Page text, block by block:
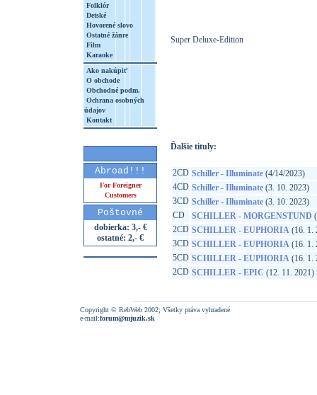
Folklór
Detské
Hovorené slovo
Ostatné žánre
Film
Karaoke
Ako nakúpiť
O obchode
Obchodné podm.
Ochrana osobných
údajov
Kontakt
Abroad!!!
For Foreigner
Customers
Poštovné
dobierka: 3,- €
ostatné: 2,- €
Super Deluxe-Edition
Ďalšie tituly:
2CD Schiller - Illuminate (4/14/2023)
4CD Schiller - Illuminate (3. 10. 2023)
3CD Schiller - Illuminate (3. 10. 2023)
CD
SCHILLER - MORGENSTUND
2CD SCHILLER - EUPHORIA (16. 1.
3CD SCHILLER - EUPHORIA (16. 1.
5CD SCHILLER - EUPHORIA (16. 1.
2CD SCHILLER - EPIC (12. 11. 2021)
Copyright © RebWeb 2002; Všetky práva vyhradené
e-mail:forum@mjuzik.sk